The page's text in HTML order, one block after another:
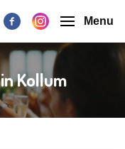
Menu
Kollum